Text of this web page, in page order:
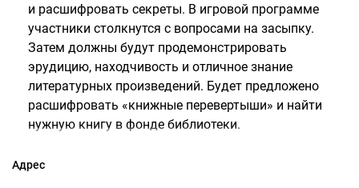
и расшифровать секреты. В игровой программе
участники столкнутся с вопросами на засыпку.
Затем должны будут продемонстрировать
эрудицию, находчивость и отличное знание
литературных произведений. Будет предложено
расшифровать «книжные перевертыши» и найти
нужную книгу в фонде библиотеки.
Адрес